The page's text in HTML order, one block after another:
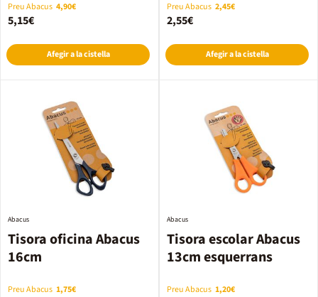
Preu Abacus 4,90€
5,15€
Afegir a la cistella
Preu Abacus 2,45€
2,55€
Afegir a la cistella
Tisora oficina Abacus
16cm
Abacus
Preu Abacus 1,75€
Tisora escolar Abacus
13cm esquerrans
Abacus
Preu Abacus 1,20€